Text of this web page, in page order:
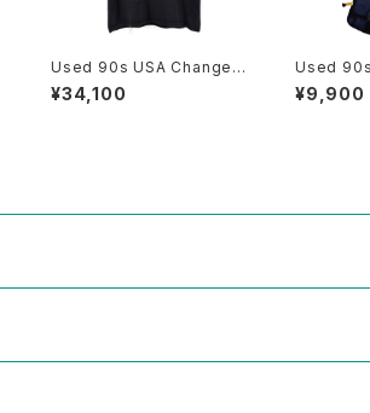
Used 90s USA Changes
STAR WARS RETURN OF
THE JEDI Graphic T-Shirt
¥34,100
Used
y Rip
e 古着
¥9,900